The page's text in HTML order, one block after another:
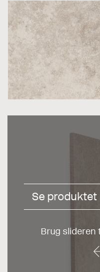
Se produktet
Brug slideren